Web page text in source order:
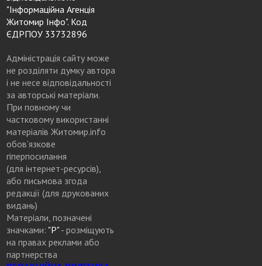
"Інформаційна Агенція
Житомир Інфо". Код
ЄДРПОУ 33732896
Адміністрація сайту може
не розділяти думку автора
і не несе відповідальності
за авторські матеріали.
При повному чи
частковому використанні
матеріалів Житомир.info
обов’язкове
гіперпосилання
(для інтернет-ресурсів),
або письмова згода
редакції (для друкованих
видань)
Матеріали, позначені
значками: "Р"- розміщують
на правах реклами або
партнерства